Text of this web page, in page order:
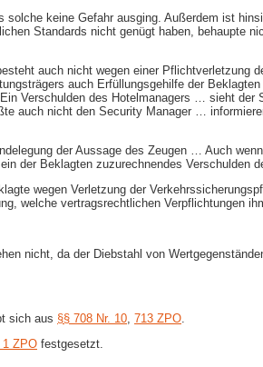
keine Gefahr ausging. Außerdem ist
Standards nicht genügt haben, behaupte
auch nicht wegen einer Pflichtverletzung
auch Erfüllungsgehilfe der
Verschulden des Hotelmanagers … sieht
auch nicht den Security Manager …
der Aussage des Zeugen … Auch
der Beklagten zuzurechnendes
wegen Verletzung der
welche vertragsrechtlichen Verpflichtungen
nicht, da der Diebstahl von
sich aus §§ 708 Nr. 10 713 ZPO
1 ZPO festgesetzt.